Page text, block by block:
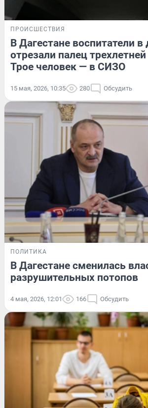
ПРОИСШЕСТВИЯ
В Дагестане воспитатели в
отрезали палец
Трое человек — в СИЗО
15 мая, 2026, 10:35 280 Обсудить
ПОЛИТИКА
В Дагестане сменилась
разрушительных потопов
4 мая, 2026, 12:01 166 Обсудить